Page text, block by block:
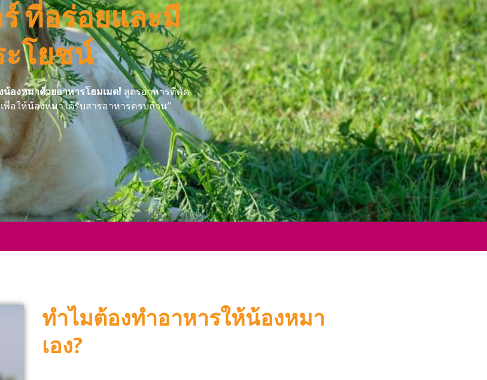
ที่อร่อยและมี
โยชน์
องหมาด้วยอาหารโฮมเมด! สูตรอาหารที่คัด
อให้น้องหมาได้รับสารอาหารครบถ้วน”
ทำไมต้องทำอาหารให้น้องหมา
เอง?